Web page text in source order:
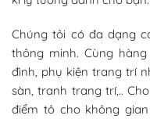
Chúng tôi có đa dạng
thông minh. Cùng
đình, phụ kiện trang trí
sàn, tranh trang trí,..
điểm tô cho không